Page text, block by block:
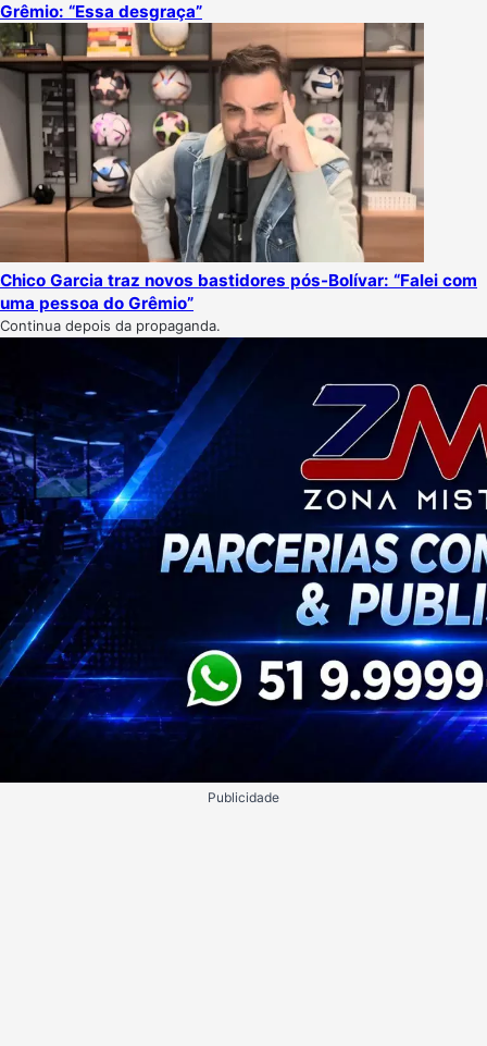
Grêmio: “Essa desgraça”
Chico Garcia traz novos bastidores pós-Bolívar: “Falei com
uma pessoa do Grêmio”
Continua depois da propaganda.
Publicidade